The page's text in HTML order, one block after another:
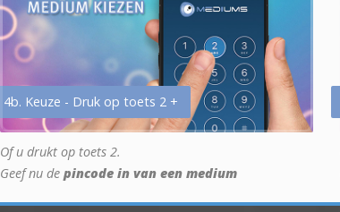
4b. Keuze - Druk op toets 2 +
Of u drukt op toets 2.
Geef nu de pincode in van een medium